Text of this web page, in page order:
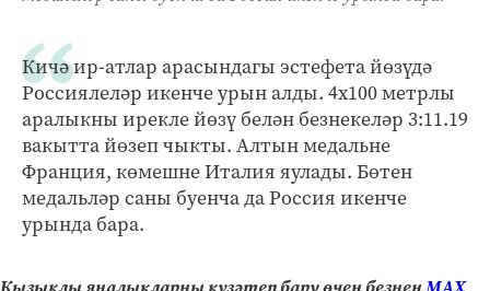
Кичә ир-атлар арасындагы эстефета йөзүдә
Россиялеләр икенче урын алды. 4х100 метрлы
аралыкны ирекле йөзү белән безнекеләр 3:11.19
вакытта йөзеп чыкты. Алтын медальне
Франция, көмешне Италия яулады. Бөтен
медальләр саны буенча да Россия икенче
урында бара.